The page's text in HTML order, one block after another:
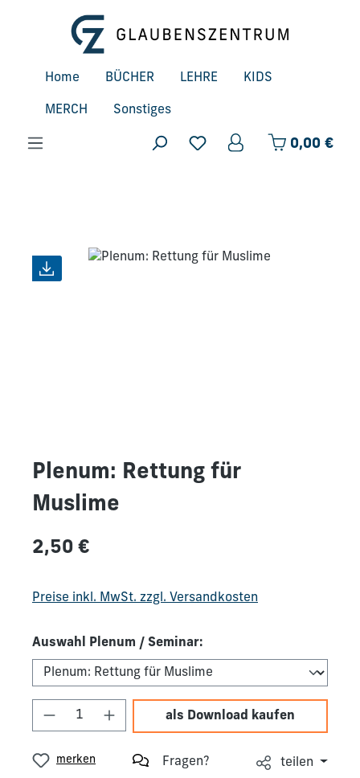
Zum Hauptinhalt springen
Home BÜCHER LEHRE KIDS
MERCH Sonstiges
0,00 €
Plenum: Rettung für
Muslime
Regulärer Preis:
2,50 €
Preise inkl. MwSt. zzgl. Versandkosten
Auswahl Plenum / Seminar:
Produkt Anzahl: Gib den gewünschten
als Download kaufen
merken Fragen?
teilen